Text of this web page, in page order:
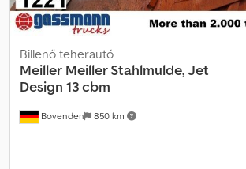
Bovenden 850 km
Billenő teherautó
Meiller Meiller Stahlmulde, Jet
Design 13 cbm